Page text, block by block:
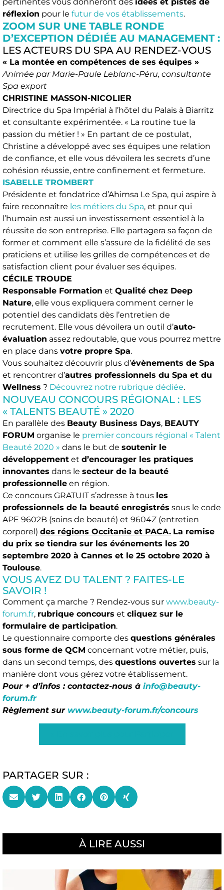
réflexion pour le futur de vos établissements.
ZOOM SUR UNE TABLE RONDE
D’EXCEPTION DÉDIÉE AU MANAGEMENT :
LES ACTEURS DU SPA AU RENDEZ-VOUS
« La montée en compétences de ses équipes »
Animée par Marie-Paule Leblanc-Péru, consultante
Spa export
CHRISTINE MASSON-NICOLIER
Directrice du Spa Impérial à l’hôtel du Palais à Biarritz
et consultante expérimentée. « La routine tue la
passion du métier ! » En partant de ce postulat,
Christine a développé avec ses équipes une relation
de confiance, et elle vous dévoilera les secrets d’une
cohésion réussie, entre confinement et fermeture.
ISABELLE TROMBERT
Présidente et fondatrice d’Ahimsa Le Spa, qui aspire à
faire reconnaître les métiers du Spa, et pour qui
l’humain est aussi un investissement essentiel à la
réussite de son entreprise. Elle partagera sa façon de
former et comment elle s’assure de la fidélité de ses
praticiens et utilise les grilles de compétences et de
satisfaction client pour évaluer ses équipes.
CÉCILE TROUDE
Responsable Formation et Qualité chez Deep
Nature, elle vous expliquera comment cerner le
potentiel des candidats dès l’entretien de
recrutement. Elle vous dévoilera un outil d’auto-
évaluation assez redoutable, que vous pourrez mettre
en place dans votre propre Spa.
Vous souhaitez découvrir plus d’évènements de Spa
et rencontrer d’autres professionnels du Spa et du
Wellness ? Découvrez notre rubrique dédiée.
NOUVEAU CONCOURS RÉGIONAL : LES
« TALENTS BEAUTÉ » 2020
En parallèle des Beauty Business Days, BEAUTY
FORUM organise le premier concours régional « Talent
Beauté 2020 » dans le but de soutenir le
développement et d’encourager les pratiques
innovantes dans le secteur de la beauté
professionnelle en région.
Ce concours GRATUIT s’adresse à tous les
professionnels de la beauté enregistrés sous le code
APE 9602B (soins de beauté) et 9604Z (entretien
corporel) des régions Occitanie et PACA. La remise
du prix se tiendra sur les événements les 20
septembre 2020 à Cannes et le 25 octobre 2020 à
Toulouse.
VOUS AVEZ DU TALENT ? FAITES-LE
SAVOIR !
Comment ça marche ? Rendez-vous sur www.beauty-
forum.fr, rubrique concours et cliquez sur le
formulaire de participation.
Le questionnaire comporte des questions générales
sous forme de QCM concernant votre métier, puis,
dans un second temps, des questions ouvertes sur la
manière dont vous gérez votre établissement.
Pour + d’infos : contactez-nous à info@beauty-
forum.fr
Règlement sur www.beauty-forum.fr/concours
PARTAGER SUR :
À LIRE AUSSI